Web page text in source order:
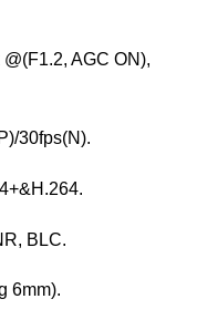
AGC ON),
30fps(N).
BLC.
6mm).